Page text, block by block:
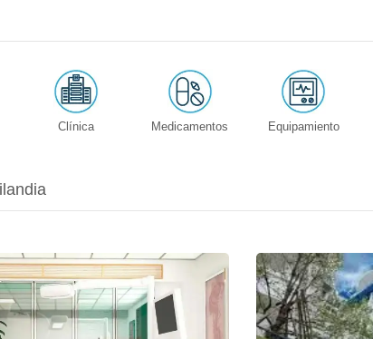
Clínica Medicamentos Equipamiento